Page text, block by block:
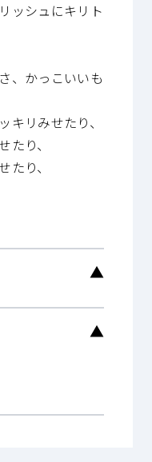
ッシュにキリト
、かっこいいも
キリみせたり、
り、
り、
▼
▼